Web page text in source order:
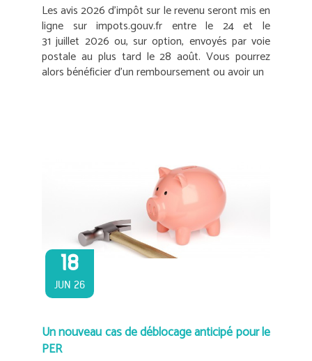
Les avis 2026 d’impôt sur le revenu seront mis en
ligne sur impots.gouv.fr entre le 24 et le
31 juillet 2026 ou, sur option, envoyés par voie
postale au plus tard le 28 août. Vous pourrez
alors bénéficier d’un remboursement ou avoir un
18
JUN 26
Un nouveau cas de déblocage anticipé pour le
PER